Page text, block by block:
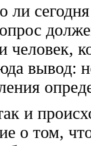
человек,
вывод:
и
о том,